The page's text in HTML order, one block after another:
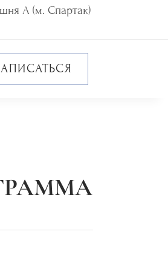
А (м. Спартак)